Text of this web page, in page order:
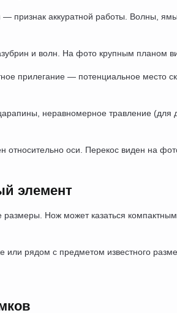
признак аккуратной работы. Волны,
и волн. На фото крупным планом
прилегание — потенциальное место
неравномерное травление (для
относительно оси. Перекос виден на
элемент
Нож может казаться
или рядом с предметом известного